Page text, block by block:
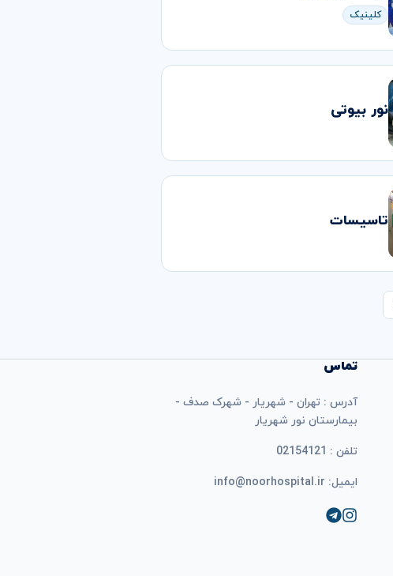
کلینیک
نور بیوتی
تاسیسات
تماس
آدرس : تهران - شهریار - شهرک صدف -
بیمارستان نور شهریار
تلفن : 02154121
ایمیل: info@noorhospital.ir